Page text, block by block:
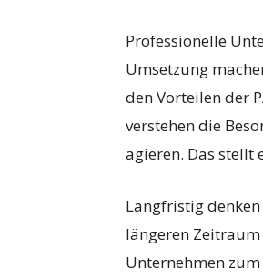
Professionelle
Umsetzung
den Vorteilen der
verstehen die
agieren. Das stellt
Langfristig
längeren Zeitraum
Unternehmen